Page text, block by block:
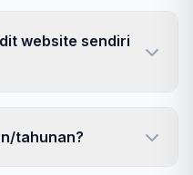
website sendiri
tahunan?